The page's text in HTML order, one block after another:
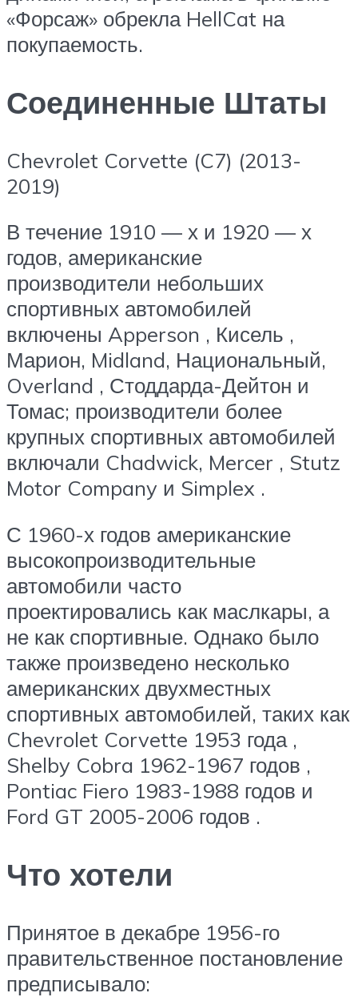
«Форсаж» обрекла HellCat на
покупаемость.
Соединенные Штаты
Chevrolet Corvette (C7) (2013-
2019)
В течение 1910 — х и 1920 — х
годов, американские
производители небольших
спортивных автомобилей
включены Apperson , Кисель ,
Марион, Midland, Национальный,
Overland , Стоддарда-Дейтон и
Томас; производители более
крупных спортивных автомобилей
включали Chadwick, Mercer , Stutz
Motor Company и Simplex .
С 1960-х годов американские
высокопроизводительные
автомобили часто
проектировались как маслкары, а
не как спортивные. Однако было
также произведено несколько
американских двухместных
спортивных автомобилей, таких как
Chevrolet Corvette 1953 года ,
Shelby Cobra 1962-1967 годов ,
Pontiac Fiero 1983-1988 годов и
Ford GT 2005-2006 годов .
Что хотели
Принятое в декабре 1956-го
правительственное постановление
предписывало: